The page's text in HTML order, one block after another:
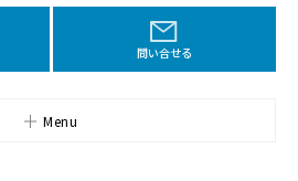
問い合せる
Menu